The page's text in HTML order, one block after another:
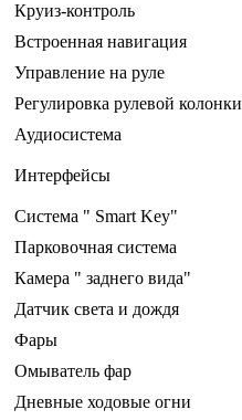
Круиз-контроль
Встроенная навигация
Управление на руле
Регулировка рулевой колонки
Аудиосистема
Интерфейсы
Система " Smart Key"
Парковочная система
Камера " заднего вида"
Датчик света и дождя
Фары
Омыватель фар
Дневные ходовые огни